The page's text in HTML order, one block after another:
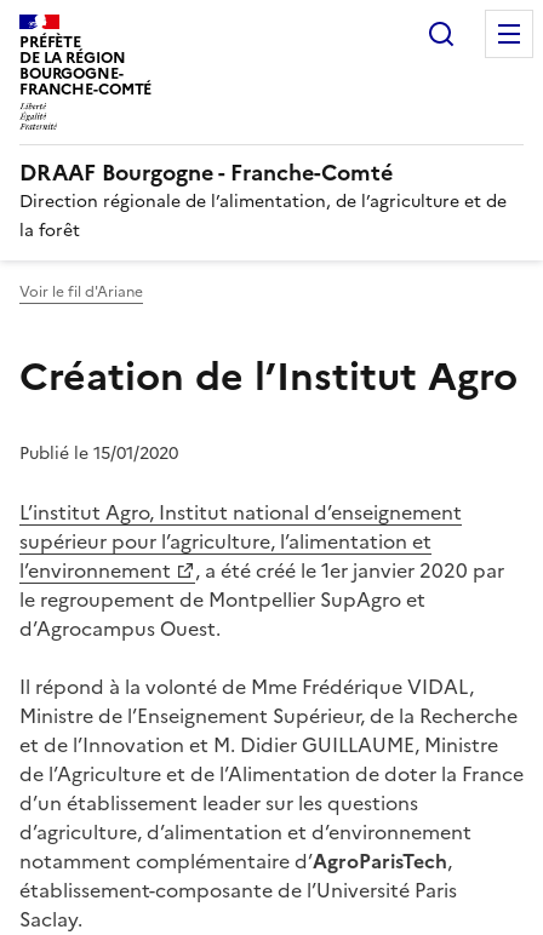
PRÉFÈTE
DE LA RÉGION
BOURGOGNE-
FRANCHE-COMTÉ
DRAAF Bourgogne - Franche-Comté
Direction régionale de l’alimentation, de l’agriculture et de
la forêt
Voir le fil d'Ariane
Création de l’Institut Agro
Publié le 15/01/2020
L’institut Agro, Institut national d’enseignement
supérieur pour l’agriculture, l’alimentation et
l’environnement
, a été créé le 1er janvier 2020 par
le regroupement de Montpellier SupAgro et
d’Agrocampus Ouest.
Il répond à la volonté de Mme Frédérique VIDAL,
Ministre de l’Enseignement Supérieur, de la Recherche
et de l’Innovation et M. Didier GUILLAUME, Ministre
de l’Agriculture et de l’Alimentation de doter la France
d’un établissement leader sur les questions
d’agriculture, d’alimentation et d’environnement
notamment complémentaire d’AgroParisTech,
établissement-composante de l’Université Paris
Saclay.